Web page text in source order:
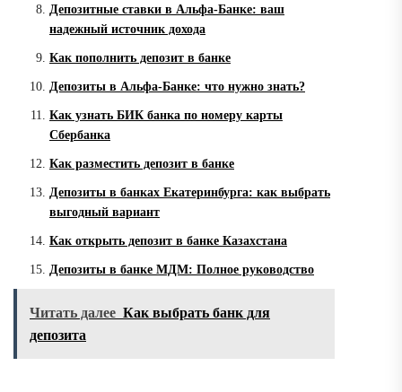
Депозитные ставки в Альфа-Банке: ваш
надежный источник дохода
Как пополнить депозит в банке
Депозиты в Альфа-Банке: что нужно знать?
Как узнать БИК банка по номеру карты
Сбербанка
Как разместить депозит в банке
Депозиты в банках Екатеринбурга: как выбрать
выгодный вариант
Как открыть депозит в банке Казахстана
Депозиты в банке МДМ: Полное руководство
Читать далее Как выбрать банк для
депозита